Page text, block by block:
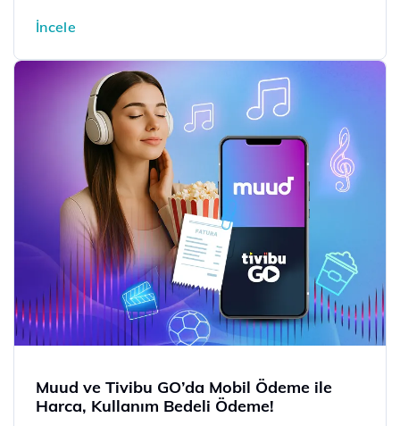
İncele
Muud ve Tivibu GO’da Mobil Ödeme ile
Harca, Kullanım Bedeli Ödeme!